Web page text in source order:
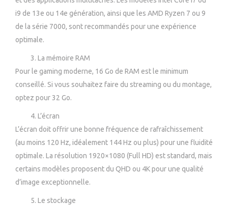
i9 de 13e ou 14e génération, ainsi que les AMD Ryzen 7 ou 9
de la série 7000, sont recommandés pour une expérience
optimale.
La mémoire RAM
Pour le gaming moderne, 16 Go de RAM est le minimum
conseillé. Si vous souhaitez faire du streaming ou du montage,
optez pour 32 Go.
L’écran
L’écran doit offrir une bonne fréquence de rafraîchissement
(au moins 120 Hz, idéalement 144 Hz ou plus) pour une fluidité
optimale. La résolution 1920×1080 (Full HD) est standard, mais
certains modèles proposent du QHD ou 4K pour une qualité
d’image exceptionnelle.
Le stockage